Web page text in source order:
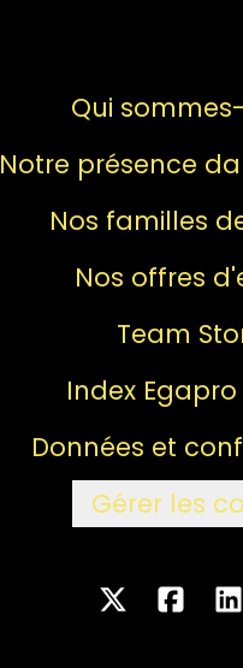
Qui
Notre présence
Nos familles
Nos offres
Team
Index
Données et
Gérer les